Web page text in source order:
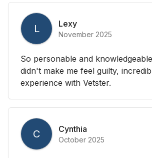
L Lexy
November 2025
So personable and
didn't make me feel guilty,
experience with Vetster.
C Cynthia
October 2025